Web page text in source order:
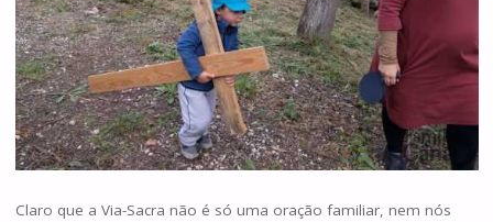
Claro que a Via-Sacra não é só uma oração familiar, nem nós